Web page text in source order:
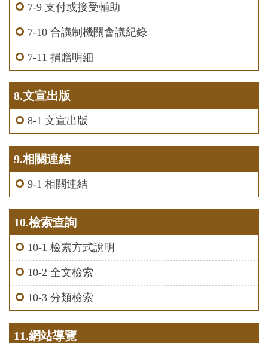
7-9 支付或接受輔助
7-10 合議制機關會議紀錄
7-11 捐贈明細
8.文宣出版
8-1 文宣出版
9.相關連結
9-1 相關連結
10.檢索查詢
10-1 檢索方式說明
10-2 全文檢索
10-3 分類檢索
11.網站導覽